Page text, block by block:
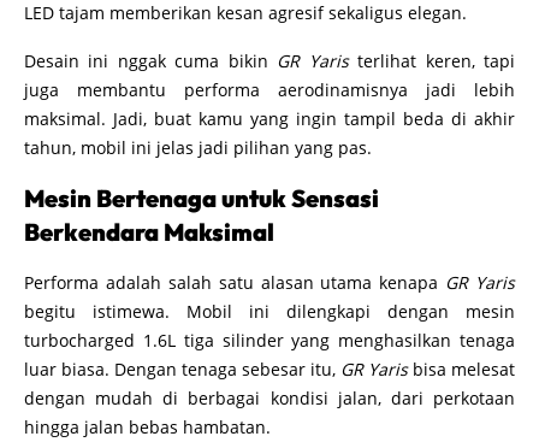
LED tajam memberikan kesan agresif sekaligus elegan.
Desain ini nggak cuma bikin GR Yaristerlihat keren, tapi
juga membantu performa aerodinamisnya jadi lebih
maksimal. Jadi, buat kamu yang ingin tampil beda di akhir
tahun, mobil ini jelas jadi pilihan yang pas.
Mesin Bertenaga untuk Sensasi
Berkendara Maksimal
Performa adalah salah satu alasan utama kenapa GR Yaris
begitu istimewa. Mobil ini dilengkapi dengan mesin
turbocharged 1.6L tiga silinder yang menghasilkan tenaga
luar biasa. Dengan tenaga sebesar itu, GR Yarisbisa melesat
dengan mudah di berbagai kondisi jalan, dari perkotaan
hingga jalan bebas hambatan.